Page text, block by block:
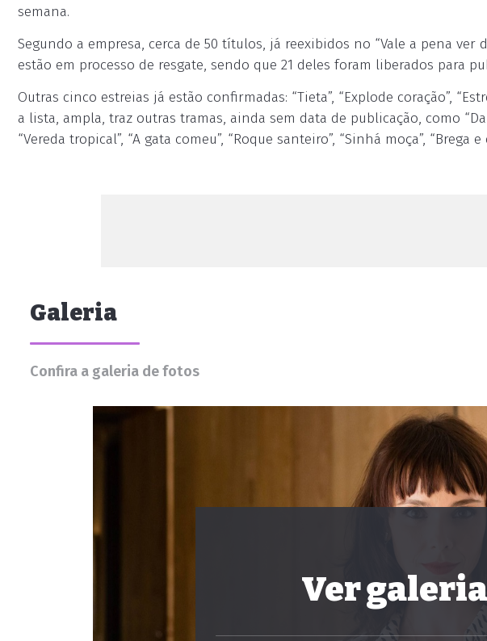
semana.
Segundo a empresa, cerca de 50 títulos, já reexibidos no “Vale a pena
estão em processo de resgate, sendo que 21 deles foram liberados para
Outras cinco estreias já estão confirmadas: “Tieta”, “Explode coração”,
a lista, ampla, traz outras tramas, ainda sem data de publicação, como
“Vereda tropical”, “A gata comeu”, “Roque santeiro”, “Sinhá moça”, “Brega
Galeria
Confira a galeria de fotos
Ver galeria